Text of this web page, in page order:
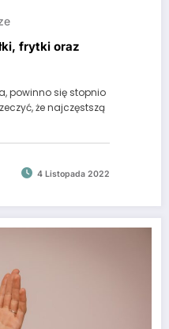
frytki oraz
powinno się stopnio
że najczęstszą
4 Listopada 2022